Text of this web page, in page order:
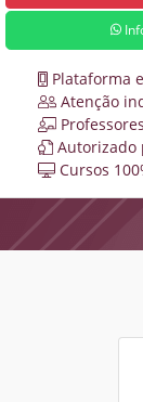
Plataforma
Atenção
Autorizado
Cursos